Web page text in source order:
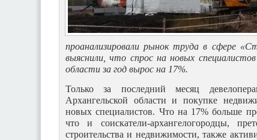
проанализировали рынок труда в сфере
выяснили, что спрос на новых
области за год вырос на 17%.
Только за последний месяц
Архангельской области и покупке
новых специалистов. Что на 17% больше
что и соискатели-архангелогородцы,
строительства и недвижимости, также